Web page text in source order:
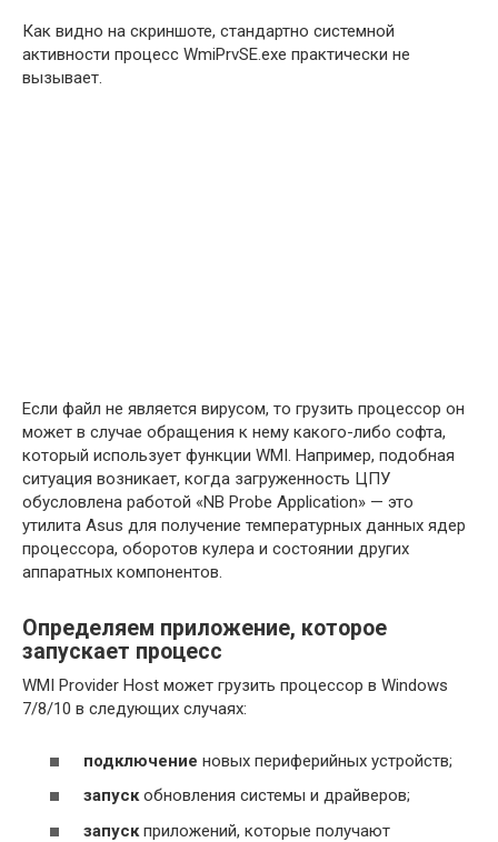
Как видно на скриншоте, стандартно системной
активности процесс WmiPrvSE.exe практически не
вызывает.
Если файл не является вирусом, то грузить процессор он
может в случае обращения к нему какого-либо софта,
который использует функции WMI. Например, подобная
ситуация возникает, когда загруженность ЦПУ
обусловлена работой «NB Probe Application» — это
утилита Asus для получение температурных данных ядер
процессора, оборотов кулера и состоянии других
аппаратных компонентов.
Определяем приложение, которое
запускает процесс
WMI Provider Host может грузить процессор в Windows
7/8/10 в следующих случаях:
подключение новых периферийных устройств;
запускобновления системы и драйверов;
запуск приложений, которые получают